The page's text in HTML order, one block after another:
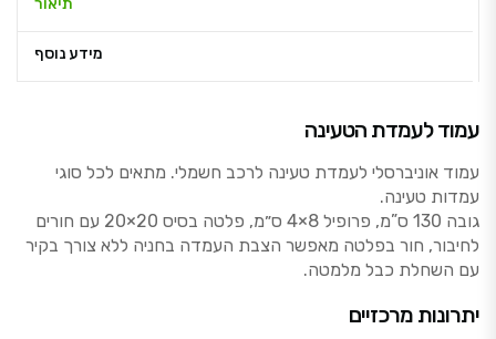
מידע נוסף
עמוד לעמדת הטעינה
עמוד אוניברסלי לעמדת טעינה לרכב חשמלי. מתאים לכל סוגי
עמדות טעינה.
גובה 130 ס”מ, פרופיל 8×4 ס״מ, פלטה בסיס 20×20 עם חורים
לחיבור, חור בפלטה מאפשר הצבת העמדה בחניה ללא צורך בקיר
עם השחלת כבל מלמטה.
יתרונות מרכזיים